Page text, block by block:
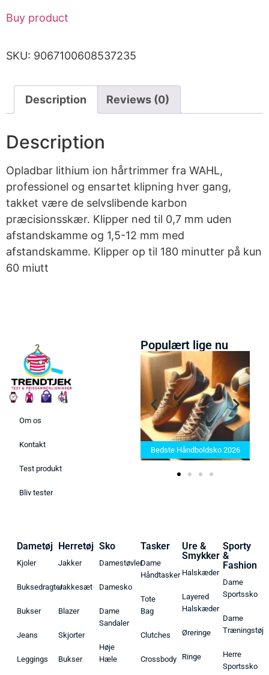
Buy product
SKU: 9067100608537235
Description Reviews (0)
Description
Opladbar lithium ion hårtrimmer fra WAHL,
professionel og ensartet klipning hver gang,
takket være de selvslibende karbon
præcisionsskær. Klipper ned til 0,7 mm uden
afstandskamme og 1,5-12 mm med
afstandskamme. Klipper op til 180 minutter på kun
60 miutt
Om os
Kontakt
Test produkt
Bliv tester
Populært lige nu
Bedste Saunatæppe 2025 –
Find de bedste produkter her!
Bedste Håndboldsko 2026
Dametøj
Kjoler
Buksedragter
Bukser
Jeans
Leggings
Herretøj
Jakker
Jakkesæt
Blazer
Skjorter
Bukser
Sko
Damestøvler
Damesko
Dame
Sandaler
Høje
Hæle
Tasker
Dame
Håndtasker
Tote
Bag
Clutches
Crossbody
Ure &
Smykker
Halskæder
Layered
Halskæder
Øreringe
Ringe
Sporty
&
Fashion
Dame
Sportssko
Dame
Træningstøj
Herre
Sportssko